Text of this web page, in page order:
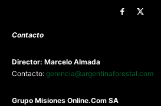
Contacto
Director: Marcelo Almada
Contacto: gerencia@argentinaforestal.com
Grupo Misiones Online.Com SA